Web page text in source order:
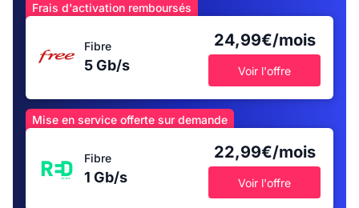
Frais d'activation remboursés
Fibre
5 Gb/s
24,99€/mois
Voir l'offre
Mise en service offerte sur demande
Fibre
1 Gb/s
22,99€/mois
Voir l'offre